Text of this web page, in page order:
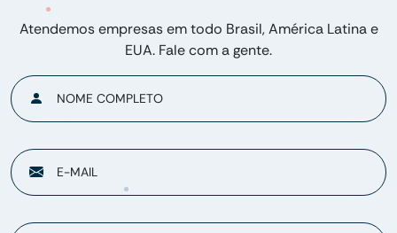
Atendemos empresas em todo Brasil, América Latina e
EUA. Fale com a gente.
NOME COMPLETO
E-MAIL